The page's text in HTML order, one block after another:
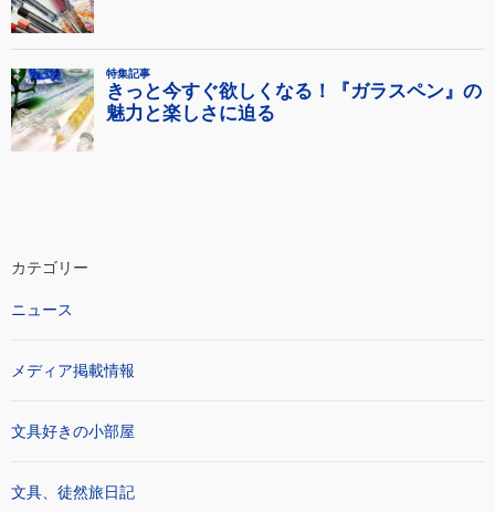
カテゴリー
ニュース
メディア掲載情報
文具好きの小部屋
文具、徒然旅日記